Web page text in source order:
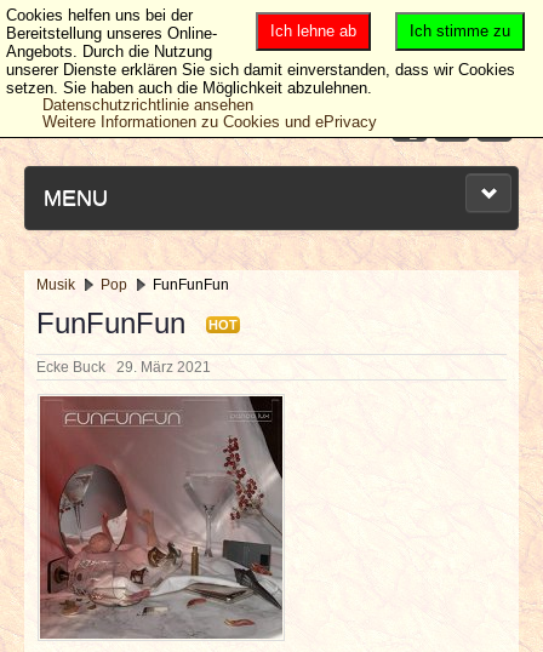
MENU
NEUESTE ARTIKEL
NEWS & DATES
VERLOSUNGEN
INTERVIEWS
SPECIALS
Musik Pop FunFunFun
FunFunFun HOT
Ecke Buck 29. März 2021
Ich stimme zu
Ich lehne ab
Cookies helfen uns bei der
Bereitstellung unseres Online-
Angebots. Durch die Nutzung
unserer Dienste erklären Sie sich damit einverstanden, dass wir Cookies
setzen. Sie haben auch die Möglichkeit abzulehnen.
Datenschutzrichtlinie ansehen
Weitere Informationen zu Cookies und ePrivacy